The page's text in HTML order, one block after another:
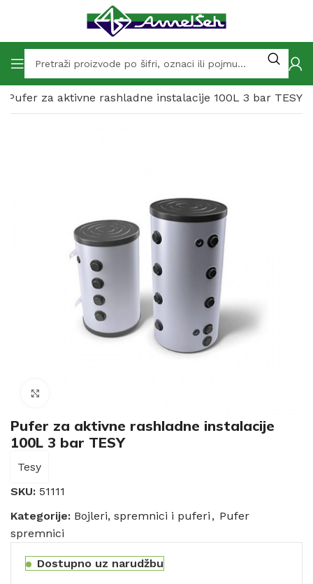
Pufer za aktivne rashladne instalacije 100L 3 bar TESY
Pufer za aktivne rashladne instalacije
100L 3 bar TESY
Tesy
SKU: 51111
Kategorije: Bojleri, spremnici i puferi , Pufer
spremnici
Dostupno uz narudžbu